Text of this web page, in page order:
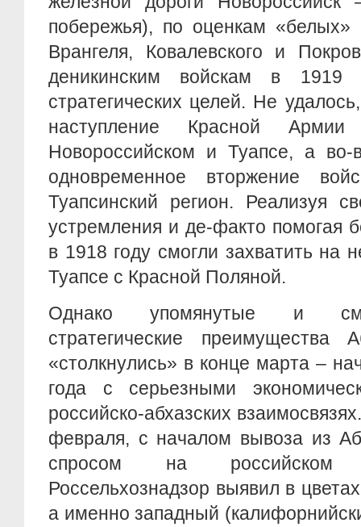
побережья), по оценкам «белых»
Врангеля, Ковалевского и
деникинским войскам в 1919
стратегических целей. Не
наступление Красной
Новороссийском и Туапсе, а во-
одновременное вторжение
Туапсинский регион. Реализуя
устремления и де-факто помогая
в 1918 году смогли захватить на
Туапсе с Красной Поляной.
Однако упомянутые и
стратегические преимущества
«столкнулись» в конце марта –
года с серьезными
российско-абхазских
февраля, с началом вывоза из
спросом на
Россельхознадзор выявил в
а именно западный